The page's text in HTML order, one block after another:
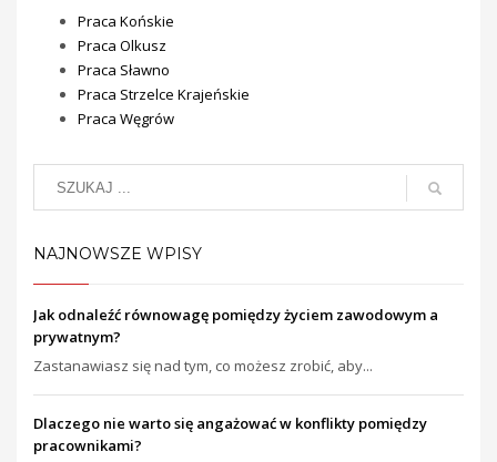
Praca Końskie
Praca Olkusz
Praca Sławno
Praca Strzelce Krajeńskie
Praca Węgrów
NAJNOWSZE WPISY
Jak odnaleźć równowagę pomiędzy życiem zawodowym a
prywatnym?
Zastanawiasz się nad tym, co możesz zrobić, aby...
Dlaczego nie warto się angażować w konflikty pomiędzy
pracownikami?